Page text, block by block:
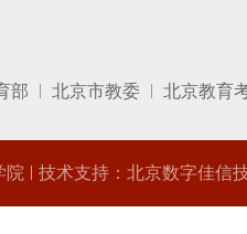
部 北京市教委 北京教育
院 技术支持：北京数字佳信